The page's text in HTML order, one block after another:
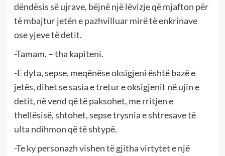
dëndësis së ujrave, bëjnë një lëvizje që mjafton për
të mbajtur jetën e pazhvilluar mirë të enkrinave
ose yjeve të detit.
-Tamam, – tha kapiteni.
-E dyta, sepse, meqënëse oksigjeni është bazë e
jetës, dihet se sasia e tretur e oksigjenit në ujin e
detit, në vend që të paksohet, me rritjen e
thellësisë, shtohet, sepse trysnia e shtresave të
ulta ndihmon që të shtypë.
-Te ky personazh vishen të gjitha virtytet e një